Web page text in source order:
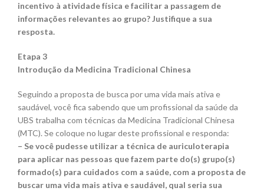
incentivo à atividade física e facilitar a passagem de
informações relevantes ao grupo? Justifique a sua
resposta.
Etapa 3
Introdução da Medicina Tradicional Chinesa
Seguindo a proposta de busca por uma vida mais ativa e
saudável, você fica sabendo que um profissional da saúde da
UBS trabalha com técnicas da Medicina Tradicional Chinesa
(MTC). Se coloque no lugar deste profissional e responda:
– Se você pudesse utilizar a técnica de auriculoterapia
para aplicar nas pessoas que fazem parte do(s) grupo(s)
formado(s) para cuidados com a saúde, com a proposta de
buscar uma vida mais ativa e saudável, qual seria sua